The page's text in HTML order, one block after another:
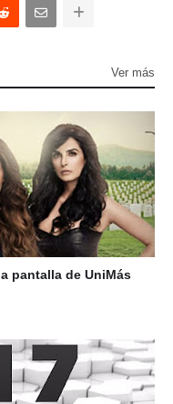
Ver más
pantalla de UniMás